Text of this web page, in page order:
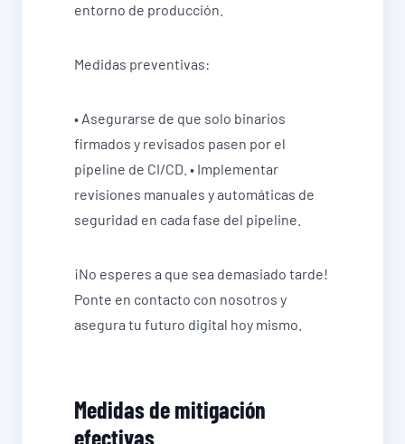
entorno de producción.
Medidas preventivas:
• Asegurarse de que solo binarios
firmados y revisados pasen por el
pipeline de CI/CD. • Implementar
revisiones manuales y automáticas de
seguridad en cada fase del pipeline.
¡No esperes a que sea demasiado tarde!
Ponte en contacto con nosotros y
asegura tu futuro digital hoy mismo.
Medidas de mitigación
efectivas